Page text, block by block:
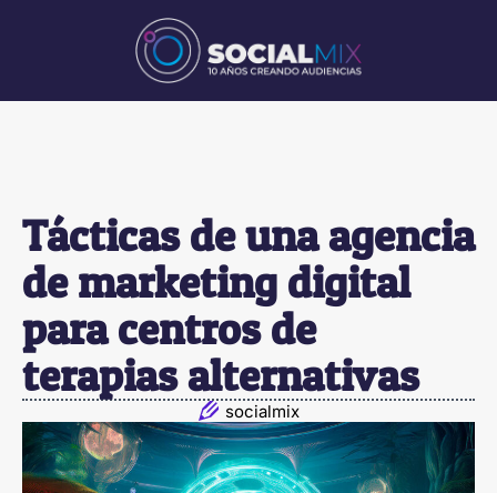
Tácticas de una agencia
de marketing digital
para centros de
terapias alternativas
socialmix